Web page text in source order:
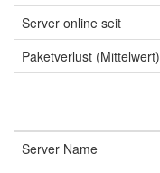
Server online seit
Paketverlust (Mittelwert)
Server Name